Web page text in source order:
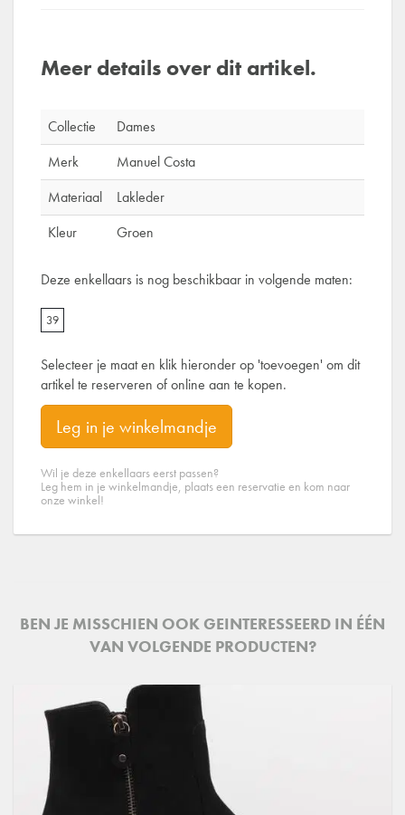
Meer details over dit artikel.
Collectie
Dames
Merk
Manuel Costa
Materiaal
Lakleder
Kleur
Groen
Deze enkellaars is nog beschikbaar in volgende maten:
39
Selecteer je maat en klik hieronder op 'toevoegen' om dit
artikel te reserveren of online aan te kopen.
Leg in je winkelmandje
Wil je deze enkellaars eerst passen?
Leg hem in je winkelmandje, plaats een reservatie en kom naar
onze winkel!
BEN JE MISSCHIEN OOK GEINTERESSEERD IN ÉÉN
VAN VOLGENDE PRODUCTEN?